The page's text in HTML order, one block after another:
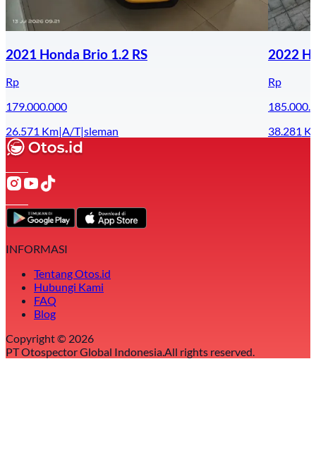
2021 Honda Brio 1.2 RS
Rp
179.000.000
26.571 Km|A/T|sleman
2022
Rp
38.281
INFORMASI
Tentang Otos.id
Hubungi Kami
FAQ
Blog
Copyright © 2026
PT Otospector Global Indonesia.All rights reserved.